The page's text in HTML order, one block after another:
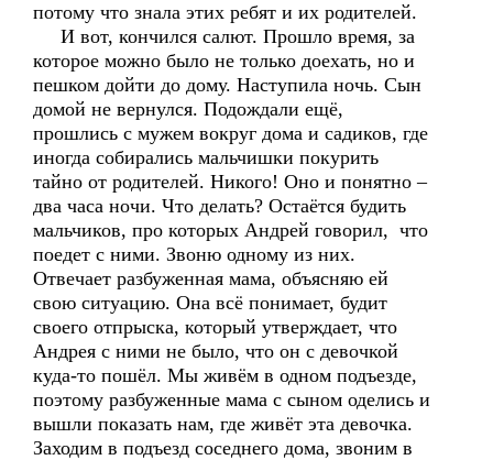
потому что знала этих ребят и их родителей.
И вот, кончился салют. Прошло время, за
которое можно было не только доехать, но и
пешком дойти до дому. Наступила ночь. Сын
домой не вернулся. Подождали ещё,
прошлись с мужем вокруг дома и садиков, где
иногда собирались мальчишки покурить
тайно от родителей. Никого! Оно и понятно –
два часа ночи. Что делать? Остаётся будить
мальчиков, про которых Андрей говорил, что
поедет с ними. Звоню одному из них.
Отвечает разбуженная мама, объясняю ей
свою ситуацию. Она всё понимает, будит
своего отпрыска, который утверждает, что
Андрея с ними не было, что он с девочкой
куда-то пошёл. Мы живём в одном подъезде,
поэтому разбуженные мама с сыном оделись и
вышли показать нам, где живёт эта девочка.
Заходим в подъезд соседнего дома, звоним в